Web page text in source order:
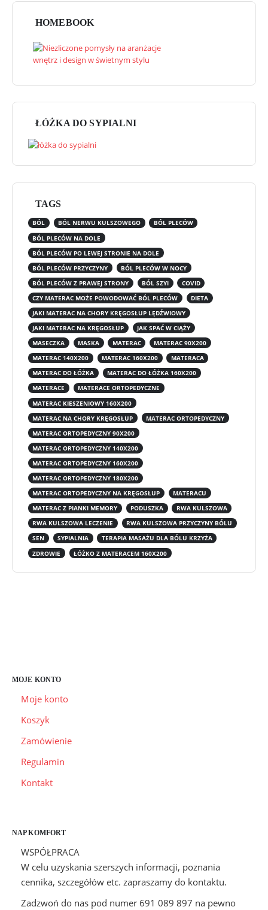
HOMEBOOK
ŁÓŻKA DO SYPIALNI
TAGS
BÓL BÓL NERWU KULSZOWEGO
BÓL PLECÓW
BÓL PLECÓW NA DOLE
BÓL PLECÓW PO LEWEJ STRONIE NA DOLE
BÓL PLECÓW PRZYCZYNY
BÓL PLECÓW W NOCY
BÓL PLECÓW Z PRAWEJ STRONY
BÓL SZYI
COVID
CZY MATERAC MOŻE POWODOWAĆ BÓL PLECÓW
DIETA
JAKI MATERAC NA CHORY KRĘGOSŁUP LĘDŹWIOWY
JAKI MATERAC NA KRĘGOSŁUP
JAK SPAĆ W CIĄŻY
MASECZKA
MASKA MATERAC
MATERAC 90X200
MATERAC 140X200
MATERAC 160X200
MATERACA
MATERAC DO ŁÓŻKA
MATERAC DO ŁÓŻKA 160X200
MATERACE
MATERACE ORTOPEDYCZNE
MATERAC KIESZENIOWY 160X200
MATERAC NA CHORY KRĘGOSŁUP
MATERAC ORTOPEDYCZNY
MATERAC ORTOPEDYCZNY 90X200
MATERAC ORTOPEDYCZNY 140X200
MATERAC ORTOPEDYCZNY 160X200
MATERAC ORTOPEDYCZNY 180X200
MATERAC ORTOPEDYCZNY NA KRĘGOSŁUP
MATERACU
MATERAC Z PIANKI MEMORY
PODUSZKA
RWA KULSZOWA
RWA KULSZOWA LECZENIE
RWA KULSZOWA PRZYCZYNY BÓLU
SEN
SYPIALNIA
TERAPIA MASAŻU DLA BÓLU KRZYŻA
ZDROWIE
ŁÓŻKO Z MATERACEM 160X200
MOJE KONTO
Moje konto
Koszyk
Zamówienie
Regulamin
Kontakt
NAP KOMFORT
WSPÓŁPRACA
W celu uzyskania szerszych informacji, poznania
cennika, szczegółów etc. zapraszamy do kontaktu.
Zadzwoń do nas pod numer 691 089 897 na pewno